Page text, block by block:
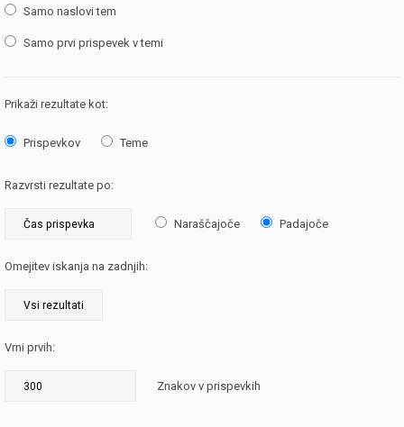
Samo naslovi tem
Samo prvi prispevek v temi
Prikaži rezultate kot:
Prispevkov Teme
Razvrsti rezultate po:
Naraščajoče Padajoče
Omejitev iskanja na zadnjih:
Vrni prvih:
Znakov v prispevkih